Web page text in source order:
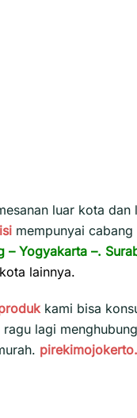
luar kota
mempunyai
– Yogyakarta –.
lainnya.
kami bisa
lagi